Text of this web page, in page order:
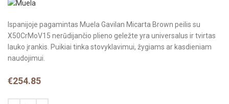
Ispanijoje pagamintas Muela Gavilan Micarta Brown peilis su
X50CrMoV15 nerūdijančio plieno geležte yra universalus ir tvirtas
lauko įrankis. Puikiai tinka stovyklavimui, žygiams ar kasdieniam
naudojimui.
€254.85